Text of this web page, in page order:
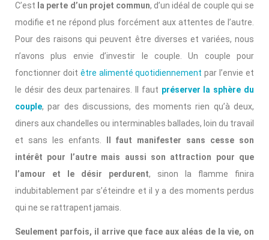
C’est la perte d’un projet commun, d’un idéal de couple qui se
modifie et ne répond plus forcément aux attentes de l’autre.
Pour des raisons qui peuvent être diverses et variées, nous
n’avons plus envie d’investir le couple. Un couple pour
fonctionner doit être alimenté quotidiennement par l’envie et
le désir des deux partenaires. Il faut préserver la sphère du
couple, par des discussions, des moments rien qu’à deux,
diners aux chandelles ou interminables ballades, loin du travail
et sans les enfants.
Il faut manifester sans cesse son
intérêt pour l’autre mais aussi son attraction pour que
l’amour et le désir perdurent, sinon la flamme finira
indubitablement par s’éteindre et il y a des moments perdus
qui ne se rattrapent jamais.
Seulement parfois, il arrive que face aux aléas de la vie, on